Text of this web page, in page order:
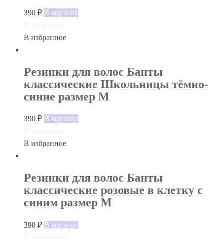
390 ₽ В корзину
В избранное
Резинки для волос Банты
классические Школьницы тёмно-
синие размер М
390 ₽ В корзину
В избранное
Резинки для волос Банты
классические розовые в клетку с
синим размер М
390 ₽ В корзину